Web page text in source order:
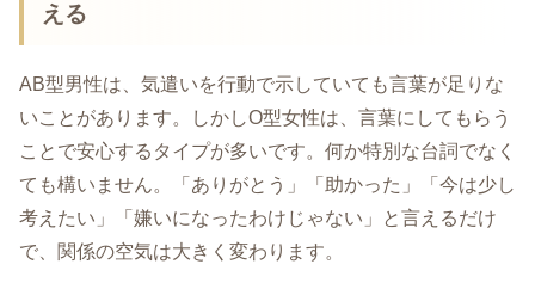
える
AB型男性は、気遣いを行動で示していても言葉が足りな
いことがあります。しかしO型女性は、言葉にしてもらう
ことで安心するタイプが多いです。何か特別な台詞でなく
ても構いません。「ありがとう」「助かった」「今は少し
考えたい」「嫌いになったわけじゃない」と言えるだけ
で、関係の空気は大きく変わります。